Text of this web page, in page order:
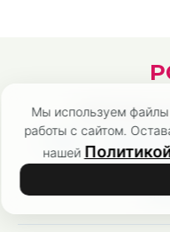
Мы используем
работы с сайтом.
нашей
Онлайн-журнал о
Политика
Контакты О